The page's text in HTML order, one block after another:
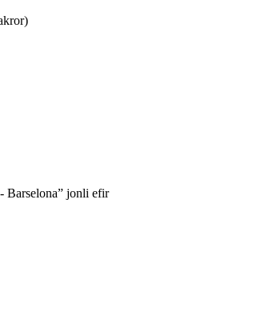
Barselona” jonli efir